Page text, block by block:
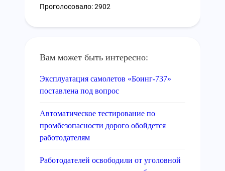
Проголосовало: 2902
Вам может быть интересно:
Эксплуатация самолетов «Боинг-737»
поставлена под вопрос
Автоматическое тестирование по
промбезопасности дорого обойдется
работодателям
Работодателей освободили от уголовной